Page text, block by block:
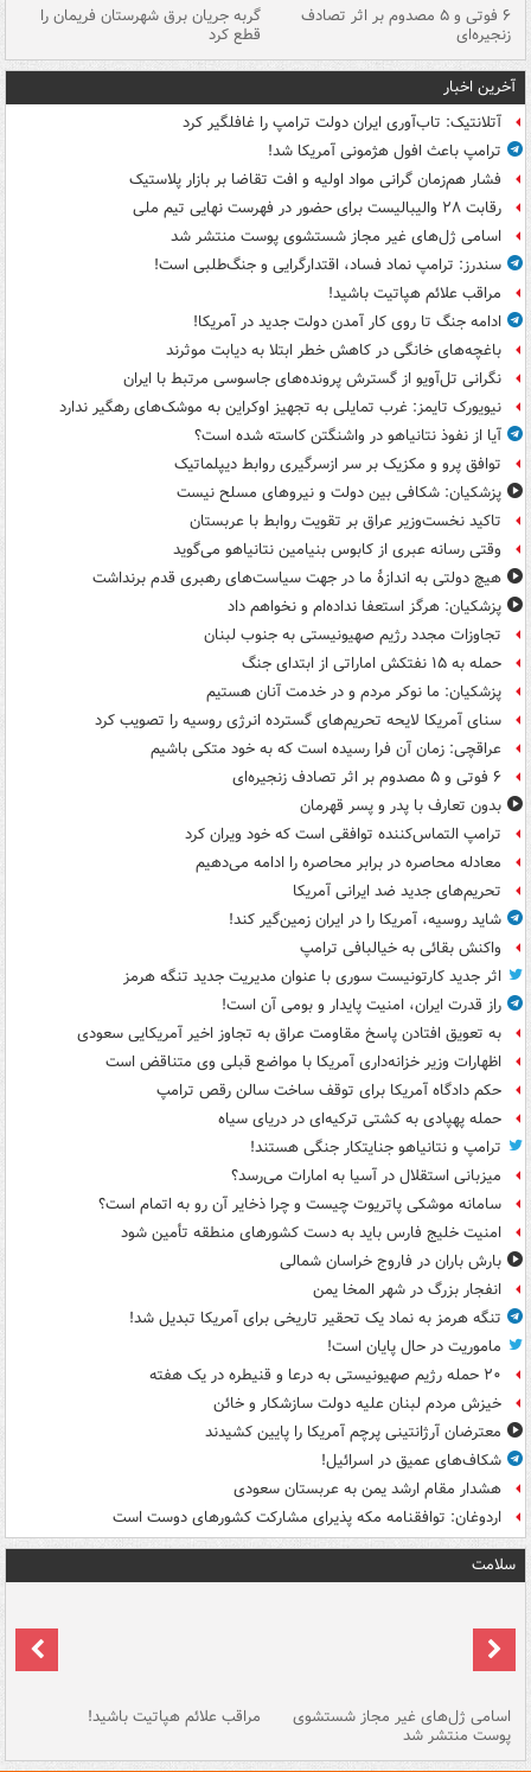
۶ فوتی و ۵ مصدوم بر اثر تصادف
زنجیره‌ای
گربه جریان برق شهرستان فریمان را
قطع کرد
آخرین اخبار
آتلانتیک: تاب‌آوری ایران دولت ترامپ را غافلگیر کرد
ترامپ باعث افول هژمونی آمریکا شد!
فشار هم‌زمان گرانی مواد اولیه و افت تقاضا بر بازار پلاستیک
رقابت ۲۸ والیبالیست برای حضور در فهرست نهایی تیم ملی
اسامی ژل‌های غیر مجاز شستشوی پوست منتشر شد
سندرز: ترامپ نماد فساد، اقتدارگرایی و جنگ‌طلبی است!
مراقب علائم هپاتیت باشید!
ادامه جنگ تا روی کار آمدن دولت جدید در آمریکا!
باغچه‌های خانگی در کاهش خطر ابتلا به دیابت موثرند
نگرانی تل‌آویو از گسترش پرونده‌های جاسوسی مرتبط با ایران
نیویورک تایمز: غرب تمایلی به تجهیز اوکراین به موشک‌های رهگیر ندارد
آیا از نفوذ نتانیاهو در واشنگتن کاسته شده است؟
توافق پرو و مکزیک بر سر ازسرگیری روابط دیپلماتیک
پزشکیان: شکافی بین دولت و نیروهای مسلح نیست
تاکید نخست‌وزیر عراق بر تقویت روابط با عربستان
وقتی رسانه عبری از کابوس بنیامین نتانیاهو می‌گوید
هیچ دولتی به اندازۀ ما در جهت سیاست‌های رهبری قدم برنداشت
پزشکیان: هرگز استعفا نداده‌ام و نخواهم داد
تجاوزات مجدد رژیم صهیونیستی به جنوب لبنان
حمله به ۱۵ نفتکش‌ اماراتی از ابتدای جنگ
پزشکیان: ما نوکر مردم و در خدمت آنان هستیم
سنای آمریکا لایحه تحریم‌های گسترده انرژی روسیه را تصویب کرد
عراقچی: زمان آن فرا رسیده است که به خود متکی باشیم
۶ فوتی و ۵ مصدوم بر اثر تصادف زنجیره‌ای
بدون تعارف با پدر و پسر قهرمان
ترامپ التماس‌کننده توافقی است که خود ویران کرد
معادله محاصره در برابر محاصره را ادامه می‌دهیم
تحریم‌های جدید ضد ایرانی آمریکا
شاید روسیه، آمریکا را در ایران زمین‌گیر کند!
واکنش بقائی به خیالبافی ترامپ
اثر جدید کارتونیست سوری با عنوان مدیریت جدید تنگه هرمز
راز قدرت ایران، امنیت پایدار و بومی آن است!
به تعویق افتادن پاسخ مقاومت عراق به تجاوز اخیر آمریکایی سعودی
اظهارات وزیر خزانه‌داری آمریکا با مواضع قبلی وی متناقض است
حکم دادگاه آمریکا برای توقف ساخت سالن رقص ترامپ
حمله پهپادی به کشتی ترکیه‌ای در دریای سیاه
ترامپ و نتانیاهو جنایتکار جنگی هستند!
میزبانی استقلال در آسیا به امارات می‌رسد؟
سامانه موشکی پاتریوت چیست و چرا ذخایر آن رو به اتمام است؟
امنیت خلیج فارس باید به دست کشورهای منطقه تأمین شود
بارش باران در فاروج خراسان شمالی
انفجار بزرگ در شهر المخا یمن
تنگه هرمز به نماد یک تحقیر تاریخی برای آمریکا تبدیل شد!
ماموریت در حال پایان است!
۲۰ حمله رژیم صهیونیستی به درعا و قنیطره در یک هفته
خیزش مردم لبنان علیه دولت سازشکار و خائن
معترضان آرژانتینی پرچم آمریکا را پایین کشیدند
شکاف‌های عمیق در اسرائیل!
هشدار مقام ارشد یمن به عربستان سعودی
اردوغان: توافقنامه مکه پذیرای مشارکت کشورهای دوست است
سلامت
اسامی ژل‌های غیر مجاز شستشوی
پوست منتشر شد
مراقب علائم هپاتیت باشید!